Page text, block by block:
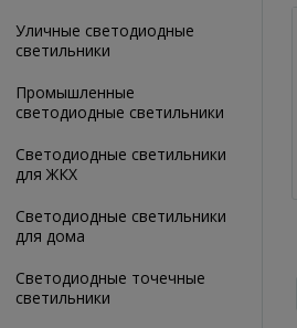
Уличные светодиодные
светильники
Промышленные
светодиодные светильники
Светодиодные светильники
для ЖКХ
Светодиодные светильники
для дома
Светодиодные точечные
светильники